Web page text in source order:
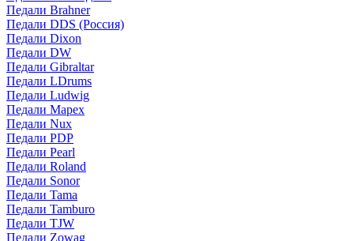
Педали Brahner
Педали DDS (Россия)
Педали Dixon
Педали DW
Педали Gibraltar
Педали LDrums
Педали Ludwig
Педали Mapex
Педали Nux
Педали PDP
Педали Pearl
Педали Roland
Педали Sonor
Педали Tama
Педали Tamburo
Педали TJW
Педали Zowag